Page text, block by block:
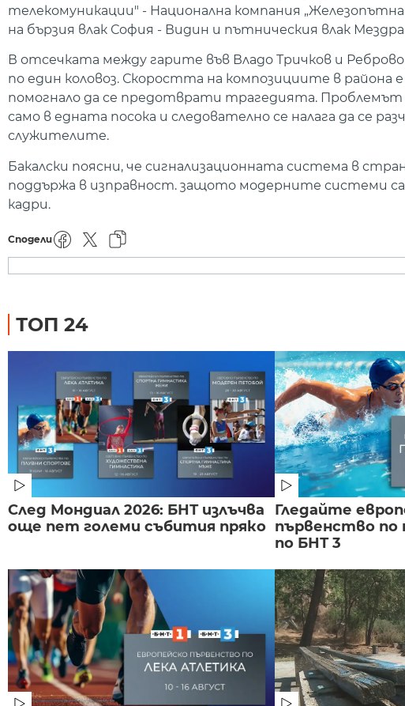
телекомуникации" - Национална компания
на бързия влак София - Видин и пътническия влак
В отсечката между гарите във Владо Тричков и
по един коловоз. Скоростта на композициите в
помогнало да се предотврати трагедията.
само в едната посока и следователно се налага да се
служителите.
Бакалски поясни, че сигнализационната система в
поддържа в изправност. защото модерните системи
кадри.
Сподели
ТОП 24
След Мондиал 2026: БНТ излъчва
още пет големи събития пряко
Гледайте
първенство по
по БНТ 3